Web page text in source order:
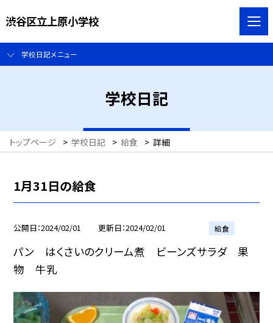
渋谷区立上原小学校
学校日記メニュー
学校日記
トップページ > 学校日記 > 給食 > 詳細
1月31日の給食
公開日 2024/02/01 更新日 2024/02/01 給食
パン はくさいのクリーム煮 ビーンズサラダ 果
物 牛乳